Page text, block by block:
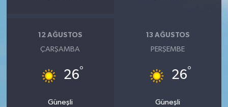
12 AĞUSTOS
ÇARŞAMBA
26°
Güneşli
13 AĞUSTOS
PERŞEMBE
26°
Güneşli